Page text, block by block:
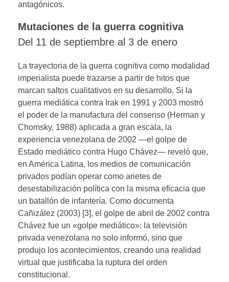
antagónicos.
Mutaciones de la guerra cognitiva
Del 11 de septiembre al 3 de enero
La trayectoria de la guerra cognitiva como modalidad
imperialista puede trazarse a partir de hitos que
marcan saltos cualitativos en su desarrollo. Si la
guerra mediática contra Irak en 1991 y 2003 mostró
el poder de la manufactura del consenso (Herman y
Chomsky, 1988) aplicada a gran escala, la
experiencia venezolana de 2002 —el golpe de
Estado mediático contra Hugo Chávez— reveló que,
en América Latina, los medios de comunicación
privados podían operar como arietes de
desestabilización política con la misma eficacia que
un batallón de infantería. Como documenta
Cañizález (2003) [3], el golpe de abril de 2002 contra
Chávez fue un «golpe mediático»: la televisión
privada venezolana no solo informó, sino que
produjo los acontecimientos, creando una realidad
virtual que justificaba la ruptura del orden
constitucional.